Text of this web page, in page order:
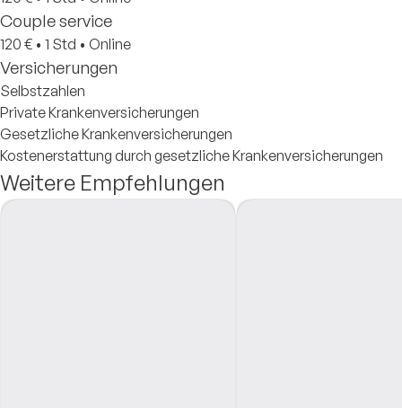
Couple service
120 € • 1 Std • Online
Versicherungen
Selbstzahlen
Private Krankenversicherungen
Gesetzliche Krankenversicherungen
Kostenerstattung durch gesetzliche Krankenversicherungen
Weitere Empfehlungen